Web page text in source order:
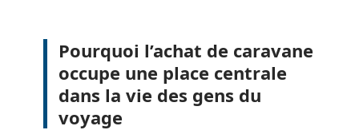
Pourquoi l’achat de caravane
occupe une place centrale
dans la vie des gens du
voyage